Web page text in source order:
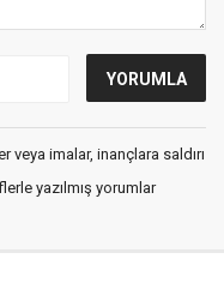
imalar, inançlara saldırı
yazılmış yorumlar